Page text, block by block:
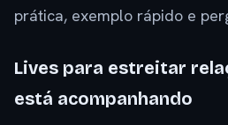
prática, exemplo rápido e
Lives para estreitar
está acompanhando